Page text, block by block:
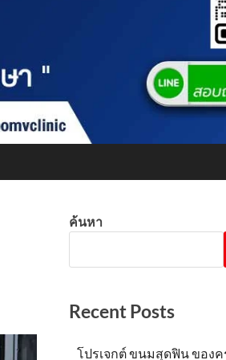
ค้นหา
Recent Posts
โปรเจกต์ ขนมสุดฟิน ของ